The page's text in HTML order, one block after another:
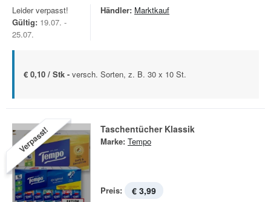
Leider verpasst!
Gültig: 19.07. -
25.07.
Händler: Marktkauf
€ 0,10 / Stk - versch. Sorten, z. B. 30 x 10 St.
Verpasst! Taschentücher Klassik
Marke: Tempo
Preis: € 3,99